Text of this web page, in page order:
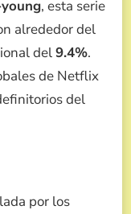
, esta serie
alrededor del
del9.4%.
de Netflix
del
por los